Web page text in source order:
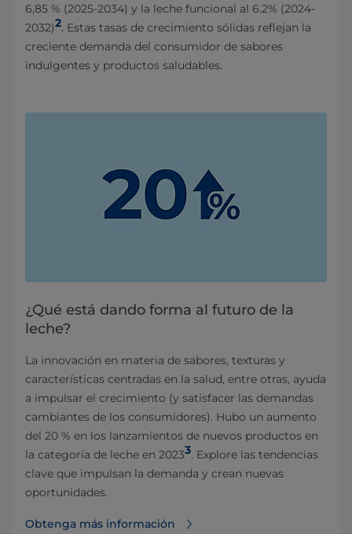
6,85 % (2025-2034) y la leche funcional al 6.2% (2024-
2032)2. Estas tasas de crecimiento sólidas reflejan la
creciente demanda del consumidor de sabores
indulgentes y productos saludables.
¿Qué está dando forma al futuro de la
leche?
La innovación en materia de sabores, texturas y
características centradas en la salud, entre otras, ayuda
a impulsar el crecimiento (y satisfacer las demandas
cambiantes de los consumidores). Hubo un aumento
del 20 % en los lanzamientos de nuevos productos en
la categoría de leche en 20233. Explore las tendencias
clave que impulsan la demanda y crean nuevas
oportunidades.
Obtenga más información